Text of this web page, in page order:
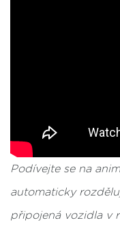
Podívejte se na
automaticky
připojená vozidla v